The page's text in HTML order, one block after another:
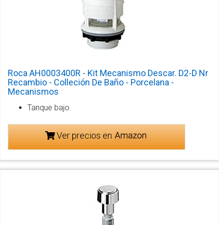
Roca AH0003400R - Kit Mecanismo Descar. D2-D Nr
Recambio - Colleción De Baño - Porcelana -
Mecanismos
Tanque bajo.
Ver precios en